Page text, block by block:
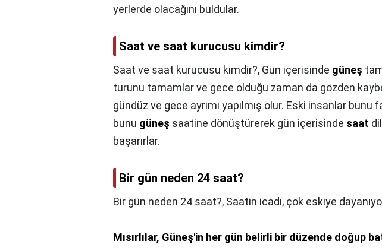
yerlerde olacağını buldular.
Saat ve saat kurucusu kimdir?
Saat ve saat kurucusu kimdir?, Gün içerisinde güneş
turunu tamamlar ve gece olduğu zaman da gözden
gündüz ve gece ayrımı yapılmış olur. Eski insanlar
bunu güneş saatine dönüştürerek gün içerisinde saat
başarırlar.
Bir gün neden 24 saat?
Bir gün neden 24 saat?, Saatin icadı, çok eskiye
Mısırlılar, Güneş'in her gün belirli bir düzende doğup